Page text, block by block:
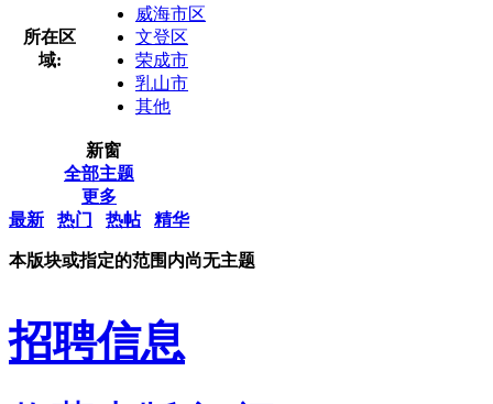
所在区
域:
威海市区
文登区
荣成市
乳山市
其他
新窗
全部主题
更多
最新
热门 热帖 精华
本版块或指定的范围内尚无主题
招聘信息